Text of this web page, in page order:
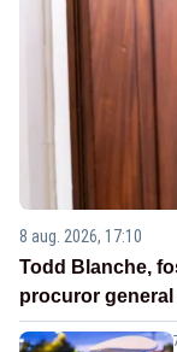
8 aug. 2026, 17:10
Todd Blanche,
procuror